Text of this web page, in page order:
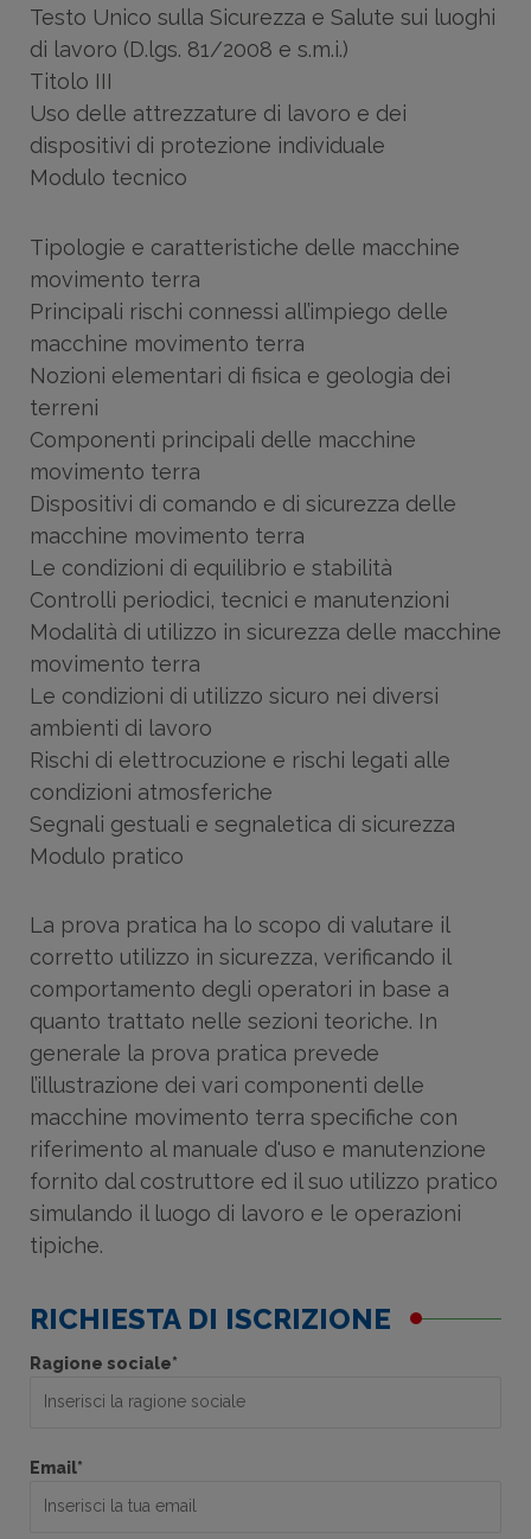
Testo Unico sulla Sicurezza e Salute sui luoghi
di lavoro (D.lgs. 81/2008 e s.m.i.)
Titolo III
Uso delle attrezzature di lavoro e dei
dispositivi di protezione individuale
Modulo tecnico
Tipologie e caratteristiche delle macchine
movimento terra
Principali rischi connessi all’impiego delle
macchine movimento terra
Nozioni elementari di fisica e geologia dei
terreni
Componenti principali delle macchine
movimento terra
Dispositivi di comando e di sicurezza delle
macchine movimento terra
Le condizioni di equilibrio e stabilità
Controlli periodici, tecnici e manutenzioni
Modalità di utilizzo in sicurezza delle macchine
movimento terra
Le condizioni di utilizzo sicuro nei diversi
ambienti di lavoro
Rischi di elettrocuzione e rischi legati alle
condizioni atmosferiche
Segnali gestuali e segnaletica di sicurezza
Modulo pratico
La prova pratica ha lo scopo di valutare il
corretto utilizzo in sicurezza, verificando il
comportamento degli operatori in base a
quanto trattato nelle sezioni teoriche. In
generale la prova pratica prevede
l’illustrazione dei vari componenti delle
macchine movimento terra specifiche con
riferimento al manuale d'uso e manutenzione
fornito dal costruttore ed il suo utilizzo pratico
simulando il luogo di lavoro e le operazioni
tipiche.
RICHIESTA DI ISCRIZIONE
Ragione sociale*
Email*